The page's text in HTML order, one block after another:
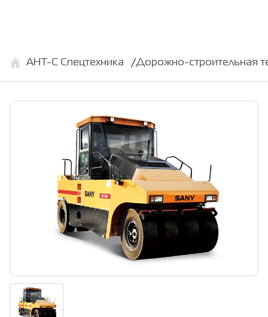
АНТ-С Спецтехника Дорожно-строительная